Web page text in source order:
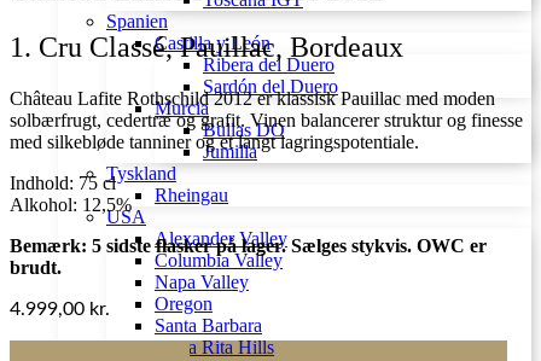
Spanien
Castilla y León
Ribera del Duero
Sardón del Duero
Murcia
Bullas DO
Jumilla
Tyskland
Rheingau
USA
Alexander Valley
Columbia Valley
Napa Valley
Oregon
Santa Barbara
Santa Rita Hills
1. Cru Classé, Pauillac, Bordeaux
Château Lafite Rothschild 2012 er klassisk Pauillac med moden
solbærfrugt, cedertræ og grafit. Vinen balancerer struktur og finesse
med silkebløde tanniner og et langt lagringspotentiale.
Indhold: 75 cl
Alkohol: 12,5%
Bemærk: 5 sidste flasker på lager. Sælges stykvis. OWC er
brudt.
4.999,00 kr.